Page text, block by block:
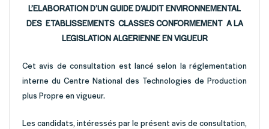
L’ELABORATION D’UN GUIDE D’AUDIT ENVIRONNEMENTAL
DES ETABLISSEMENTS CLASSES CONFORMEMENT A LA
LEGISLATION ALGERIENNE EN VIGUEUR
Cet avis de consultation est lancé selon la réglementation
interne du Centre National des Technologies de Production
plus Propre en vigueur.
Les candidats, intéressés par le présent avis de consultation,